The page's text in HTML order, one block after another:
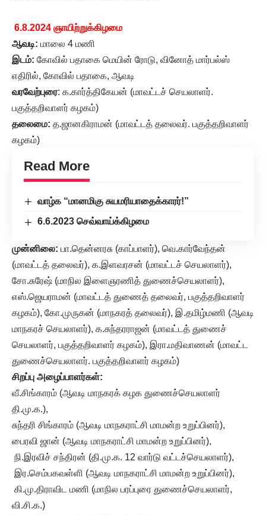
6.8.2024 ஞாயிற்றுக்கிழமை
ஆவடி: மாலை 4 மணி
இடம்: கோவில் பதாகை மெயின் ரோடு, வினோத் மார்பல்ஸ்
எதிரில், கோவில் பதாகை, ஆவடி
வரவேற்புரை: க.கார்த்திகேயன் (மாவட்டச் செயலாளர்.
பகுத்தறிவாளர் கழகம்)
தலைமை: த.ஜானகிராமன் (மாவட்டத் தலைவர். பகுத்தறிவாளர்
கழகம்)
Read More
வாழ்க “மானமிகு சுயமரியாதைக்காரர்!”
6.6.2023 செவ்வாய்க்கிழமை
முன்னிலை: பா.தென்னரசு (காப்பாளர்), வெ.கார்வேந்தன்
(மாவட்டத் தலைவர்), க.இளவரசன் (மாவட்டச் செயலாளர்),
சோ.சுரேஷ் (மாநில இளைஞரணித் துணைச்செயலாளர்),
எஸ்.ஜெயராமன் (மாவட்டத் துணைத் தலைவர், பகுத்தறிவாளர்
கழகம்), கோ.முருகன் (மாநகரத் தலைவர்), இ.தமிழ்மணி (ஆவடி
மாநகரச் செயலாளர்), க.சுந்தரராஜன் (மாவட்டத் துணைச்
செயலாளர், பகுத்தறிவாளர் கழகம்), இரா.மதிவாணன் (மாவட்ட
துணைச்செயலாளர். பகுத்தறிவாளர் கழகம்)
சிறப்பு அழைப்பாளர்கள்:
வீ.சிங்காரம் (ஆவடி மாநகரக் கழக துணைச்செயலாளர்
தி.மு.க.),
சுந்தரி சிங்காரம் (ஆவடி மாநகராட்சி மாமன்ற உறுப்பினர்),
பைரவி ஜான் (ஆவடி மாநகராட்சி மாமன்ற உறுப்பினர்),
நி.இரவிச் சந்திரன் (தி.மு.க. 12 வார்டு வட்டச்செயலாளர்),
இர.செம்பகவள்ளி (ஆவடி மாநகராட்சி மாமன்ற உறுப்பினர்),
கி.மு.திராவிட மணி (மாநில பரப்புரை துணைச்செயலாளர்,
வி.சி.க.)